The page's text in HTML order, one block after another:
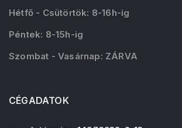
Hétfő - Csütörtök: 8-16h-ig
Péntek: 8-15h-ig
Szombat - Vasárnap: ZÁRVA
CÉGADATOK